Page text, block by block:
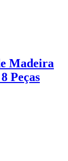
Madeira
Peças